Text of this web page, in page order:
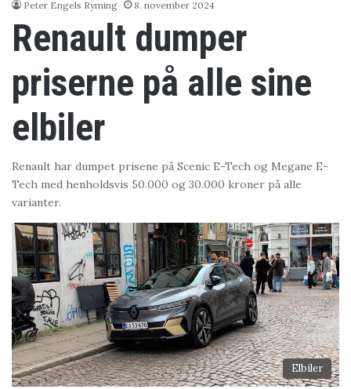
Peter Engels Ryming 8. november 2024
Renault dumper
priserne på alle sine
elbiler
Renault har dumpet prisene på Scenic E-Tech og Megane E-
Tech med henholdsvis 50.000 og 30.000 kroner på alle
varianter.
Elbiler